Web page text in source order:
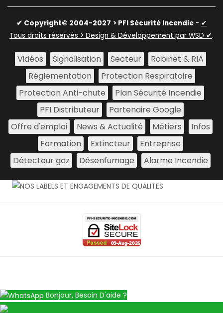
✔ Copyright© 2004-2027 > PFI Sécurité Incendie- ✔
Tous droits réservés > Design & Développement par WSD ✔.
Vidéos Signalisation Secteur
Robinet & RIA
Réglementation
Protection Respiratoire
Protection Anti-chute
Plan Sécurité Incendie
PFI Distributeur
Partenaire Google
Offre d'emploi
News & Actualité Métiers
Infos
Formation
Extincteur
Entreprise
Détecteur gaz
Désenfumage Alarme Incendie
Bonjour, Besoin D'aide ?